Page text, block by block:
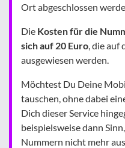
Ort abgeschlossen
Die Kosten für die
sich auf 20 Euro, die auf
ausgewiesen werden.
Möchtest Du Deine
tauschen, ohne dabei
Dich dieser Service
beispielsweise dann
Nummern nicht mehr